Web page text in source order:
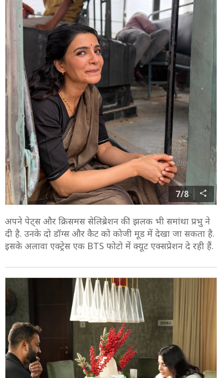
इवेंट में देखा जा सकता है, जिसमें वो उत्साह से चिल्ला रही हैं और
राज निदीमोरू उन्हें चौंककर देख रहे हैं. साथ ही समांथा ने स्पोर्ट्स
खेलते हुए वीडियोज भी शेयर की हैं.
अपने पेट्स और क्रिसमस सेलिब्रेशन की झलक भी समांथा प्रभु ने
दी है. उनके दो डॉग्स और कैट को कोजी मूड में देखा जा सकता है.
इसके अलावा एक्ट्रेस एक BTS फोटो में क्यूट एक्सप्रेशन दे रही हैं.